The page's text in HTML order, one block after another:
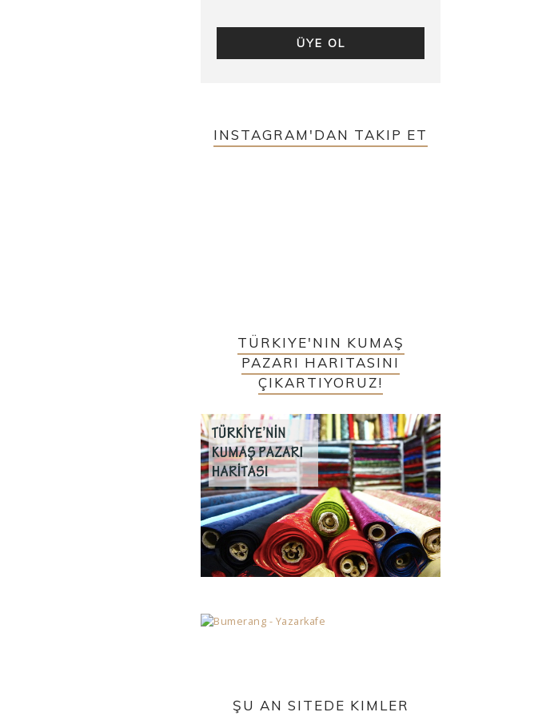
INSTAGRAM'DAN TAKIP ET
TÜRKIYE'NIN KUMAŞ
PAZARI HARITASINI
ÇIKARTIYORUZ!
ŞU AN SITEDE KIMLER